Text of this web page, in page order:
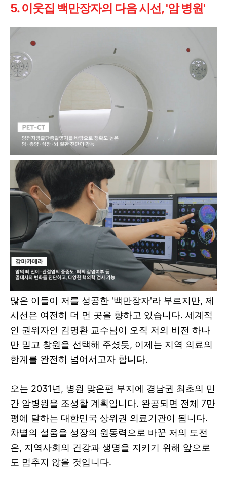
5. 이웃집 백만장자의 다음 시선, '암 병원'
많은 이들이 저를 성공한 '백만장자'라 부르지만, 제
시선은 여전히 더 먼 곳을 향하고 있습니다. 세계적
인 권위자인 김명환 교수님이 오직 저의 비전 하나
만 믿고 창원을 선택해 주셨듯, 이제는 지역 의료의
한계를 완전히 넘어서고자 합니다.
오는 2031년, 병원 맞은편 부지에 경남권 최초의 민
간 암병원을 조성할 계획입니다. 완공되면 전체 7만
평에 달하는 대한민국 상위권 의료기관이 됩니다.
차별의 설움을 성장의 원동력으로 바꾼 저의 도전
은, 지역사회의 건강과 생명을 지키기 위해 앞으로
도 멈추지 않을 것입니다.